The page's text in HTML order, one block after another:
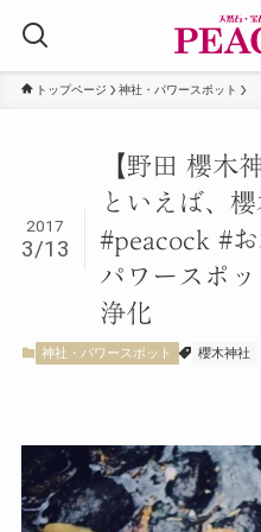
トップページ 神社・パワースポット
【野田 櫻木
といえば、
#peacock #
パワースポ
浄化
2017
3/13
神社・パワースポット 櫻木神社